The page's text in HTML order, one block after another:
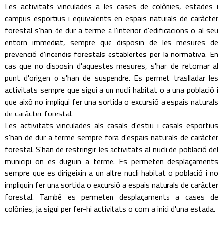
Les activitats vinculades a les cases de colònies, estades i
campus esportius i equivalents en espais naturals de caràcter
forestal s'han de dur a terme a l'interior d'edificacions o al seu
entorn immediat, sempre que disposin de les mesures de
prevenció d'incendis forestals establertes per la normativa. En
cas que no disposin d'aquestes mesures, s'han de retornar al
punt d'origen o s'han de suspendre. Es permet traslladar les
activitats sempre que sigui a un nucli habitat o a una població i
que això no impliqui fer una sortida o excursió a espais naturals
de caràcter forestal.
Les activitats vinculades als casals d'estiu i casals esportius
s'han de dur a terme sempre fora d'espais naturals de caràcter
forestal. S'han de restringir les activitats al nucli de població del
municipi on es duguin a terme. Es permeten desplaçaments
sempre que es dirigeixin a un altre nucli habitat o població i no
impliquin fer una sortida o excursió a espais naturals de caràcter
forestal. També es permeten desplaçaments a cases de
colònies, ja sigui per fer-hi activitats o com a inici d'una estada.